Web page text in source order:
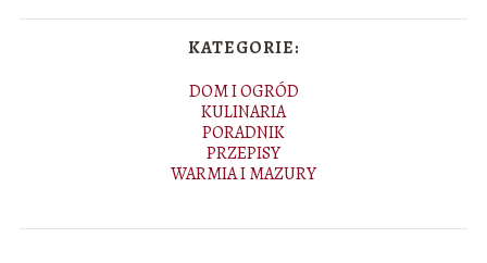
KATEGORIE:
DOM I OGRÓD
KULINARIA
PORADNIK
PRZEPISY
WARMIA I MAZURY